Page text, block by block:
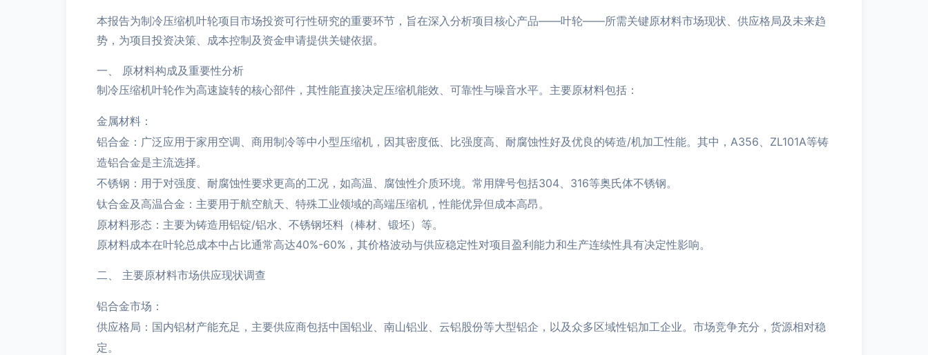
本报告为制冷压缩机叶轮项目市场投资可行性研究的重要环节，旨在深入分析项目核心产品——叶轮——所需关键原材料市场现状、供应格局及未来趋
势，为项目投资决策、成本控制及资金申请提供关键依据。
一、 原材料构成及重要性分析
制冷压缩机叶轮作为高速旋转的核心部件，其性能直接决定压缩机能效、可靠性与噪音水平。主要原材料包括：
金属材料：
铝合金：广泛应用于家用空调、商用制冷等中小型压缩机，因其密度低、比强度高、耐腐蚀性好及优良的铸造/机加工性能。其中，A356、ZL101A等铸
造铝合金是主流选择。
不锈钢：用于对强度、耐腐蚀性要求更高的工况，如高温、腐蚀性介质环境。常用牌号包括304、316等奥氏体不锈钢。
钛合金及高温合金：主要用于航空航天、特殊工业领域的高端压缩机，性能优异但成本高昂。
原材料形态：主要为铸造用铝锭/铝水、不锈钢坯料（棒材、锻坯）等。
原材料成本在叶轮总成本中占比通常高达40%-60%，其价格波动与供应稳定性对项目盈利能力和生产连续性具有决定性影响。
二、 主要原材料市场供应现状调查
铝合金市场：
供应格局：国内铝材产能充足，主要供应商包括中国铝业、南山铝业、云铝股份等大型铝企，以及众多区域性铝加工企业。市场竞争充分，货源相对稳
定。